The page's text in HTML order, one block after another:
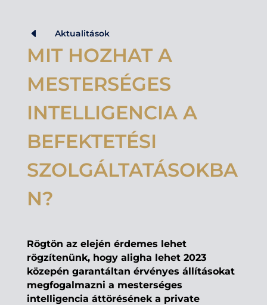
D Aktualitások
MIT HOZHAT A
MESTERSÉGES
INTELLIGENCIA A
BEFEKTETÉSI
SZOLGÁLTATÁSOKBA
N?
Rögtön az elején érdemes lehet
rögzítenünk, hogy aligha lehet 2023
közepén garantáltan érvényes állításokat
megfogalmazni a mesterséges
intelligencia áttörésének a private